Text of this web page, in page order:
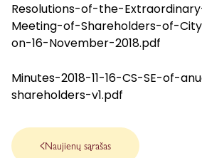
Resolutions-of-the-
Meeting-of-Shareholders-of-
on-16-November-2018.pdf
Minutes-2018-11-16-CS-SE-of-
shareholders-v1.pdf
Naujienų sąrašas